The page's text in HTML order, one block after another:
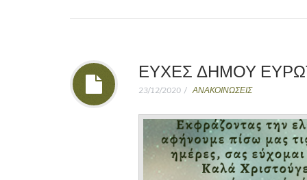
ΕΥΧΕΣ ΔΗΜΟΥ
23/12/2020 ΑΝΑΚΟΙΝΩΣΕΙΣ